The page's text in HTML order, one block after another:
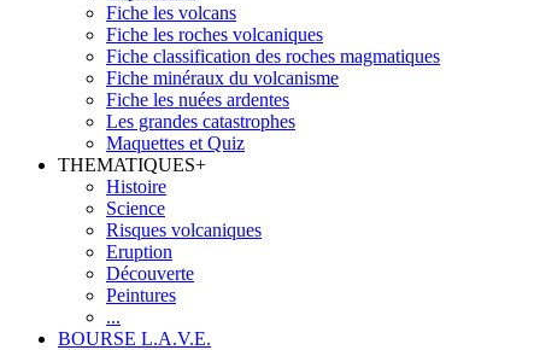
Fiche les volcans
Fiche les roches volcaniques
Fiche classification des roches magmatiques
Fiche minéraux du volcanisme
Fiche les nuées ardentes
Les grandes catastrophes
Maquettes et Quiz
THEMATIQUES+
Histoire
Science
Risques volcaniques
Eruption
Découverte
Peintures
...
BOURSE L.A.V.E.